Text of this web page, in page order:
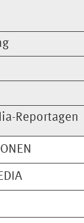
Reportagen